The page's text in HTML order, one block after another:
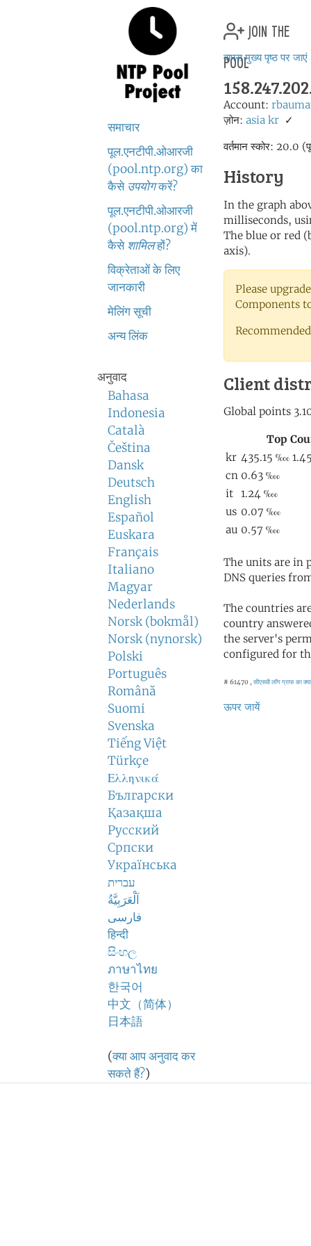
समाचार
पूल.एनटीपी.ओआरजी
(pool.ntp.org) का
कैसे उपयोगकरें?
पूल.एनटीपी.ओआरजी
(pool.ntp.org) में
कैसे शामिलहों?
विक्रेताओं के लिए
जानकारी
मेलिंग सूची
अन्य लिंक
अनुवाद
Bahasa
Indonesia
Català
Čeština
Dansk
Deutsch
English
Español
Euskara
Français
Italiano
Magyar
Nederlands
Norsk (bokmål)
Norsk (nynorsk)
Polski
Português
Română
Suomi
Svenska
Tiếng Việt
Türkçe
Ελληνικά
Български
Қазақша
Русский
Српски
Українська
עברית
اَلْعَرَبِيَّةُ
فارسی
हिन्दी
සිංහල
ภาษาไทย
한국어
中文（简体）
日本語
(क्या आप अनुवाद कर
सकते हैं?)
join the
pool
वापस मुख्य पृष्ठ पर जाएं
Account:
ज़ोन: asia kr ✓
वर्तमान स्कोर: 20.0
History
In the graph
milliseconds,
The blue or red
axis).
Please
Components
Client
The units are in
DNS queries
The countries
country
the server's
configured for
# 61470 , सीएसवी लॉगग्राफ का
ऊपर जायें